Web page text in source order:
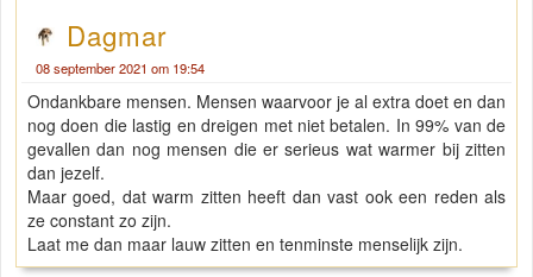
Dagmar
08 september 2021 om 19:54
Ondankbare mensen. Mensen waarvoor je al extra doet en dan
nog doen die lastig en dreigen met niet betalen. In 99% van de
gevallen dan nog mensen die er serieus wat warmer bij zitten
dan jezelf.
Maar goed, dat warm zitten heeft dan vast ook een reden als
ze constant zo zijn.
Laat me dan maar lauw zitten en tenminste menselijk zijn.